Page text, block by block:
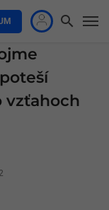
vzťahoch